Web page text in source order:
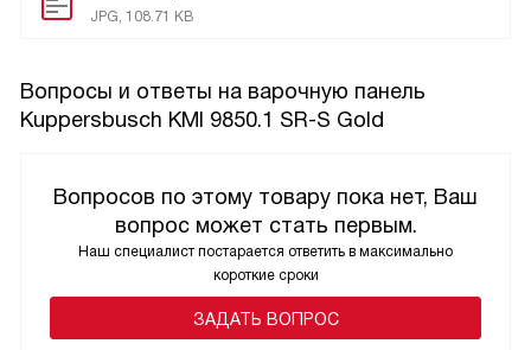
JPG, 108.71 KB
Вопросы и ответы на варочную панель
Kuppersbusch KMI 9850.1 SR-S Gold
Вопросов по этому товару пока нет, Ваш
вопрос может стать первым.
Наш специалист постарается ответить в максимально
короткие сроки
ЗАДАТЬ ВОПРОС